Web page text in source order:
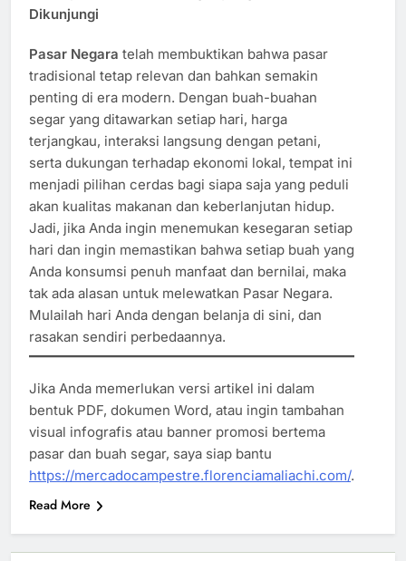
Dikunjungi
Pasar Negara telah membuktikan bahwa pasar
tradisional tetap relevan dan bahkan semakin
penting di era modern. Dengan buah-buahan
segar yang ditawarkan setiap hari, harga
terjangkau, interaksi langsung dengan petani,
serta dukungan terhadap ekonomi lokal, tempat ini
menjadi pilihan cerdas bagi siapa saja yang peduli
akan kualitas makanan dan keberlanjutan hidup.
Jadi, jika Anda ingin menemukan kesegaran setiap
hari dan ingin memastikan bahwa setiap buah yang
Anda konsumsi penuh manfaat dan bernilai, maka
tak ada alasan untuk melewatkan Pasar Negara.
Mulailah hari Anda dengan belanja di sini, dan
rasakan sendiri perbedaannya.
Jika Anda memerlukan versi artikel ini dalam
bentuk PDF, dokumen Word, atau ingin tambahan
visual infografis atau banner promosi bertema
pasar dan buah segar, saya siap bantu
https://mercadocampestre.florenciamaliachi.com/.
Read More